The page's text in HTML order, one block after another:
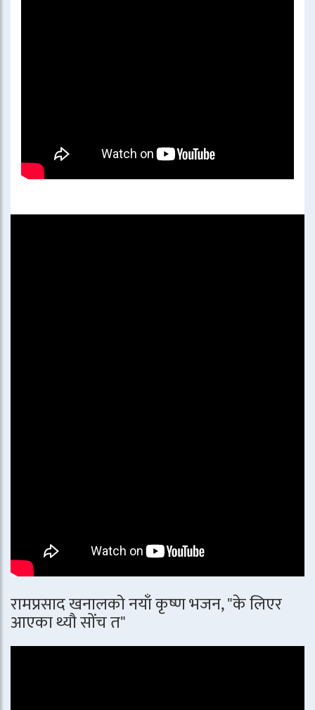
रामप्रसाद खनालको नयाँ कृष्ण भजन, "के लिएर
आएका थ्यौ सोंच त"